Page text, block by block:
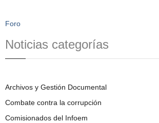
Foro
Noticias categorías
Archivos y Gestión Documental
Combate contra la corrupción
Comisionados del Infoem